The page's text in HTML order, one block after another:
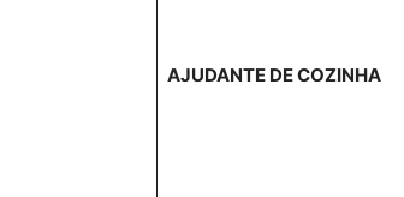
AJUDANTE DE COZINHA